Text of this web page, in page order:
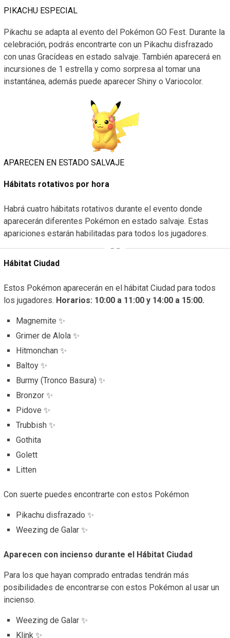
PIKACHU ESPECIAL
Pikachu se adapta al evento del Pokémon GO Fest. Durante la
celebración, podrás encontrarte con un Pikachu disfrazado
con unas Gracídeas en estado salvaje. También aparecerá en
incursiones de 1 estrella y como sorpresa al tomar una
instantánea, además puede aparecer Shiny o Variocolor.
APARECEN EN ESTADO SALVAJE
Hábitats rotativos por hora
Habrá cuatro hábitats rotativos durante el evento donde
aparecerán diferentes Pokémon en estado salvaje. Estas
apariciones estarán habilitadas para todos los jugadores.
Hábitat Ciudad
Estos Pokémon aparecerán en el hábitat Ciudad para todos
los jugadores. Horarios: 10:00 a 11:00 y 14:00 a 15:00.
Magnemite ✨
Grimer de Alola ✨
Hitmonchan ✨
Baltoy ✨
Burmy (Tronco Basura) ✨
Bronzor ✨
Pidove ✨
Trubbish ✨
Gothita
Golett
Litten
Con suerte puedes encontrarte con estos Pokémon
Pikachu disfrazado ✨
Weezing de Galar ✨
Aparecen con incienso durante el Hábitat Ciudad
Para los que hayan comprado entradas tendrán más
posibilidades de encontrarse con estos Pokémon al usar un
incienso.
Weezing de Galar ✨
Klink ✨